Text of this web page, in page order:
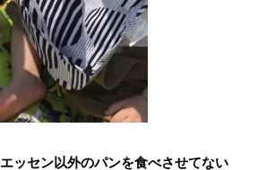
エッセン以外のパンを食べさせてない